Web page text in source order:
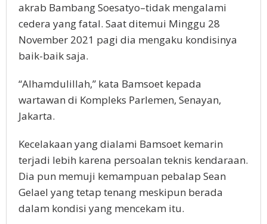
akrab Bambang Soesatyo–tidak mengalami
cedera yang fatal. Saat ditemui Minggu 28
November 2021 pagi dia mengaku kondisinya
baik-baik saja.
“Alhamdulillah,” kata Bamsoet kepada
wartawan di Kompleks Parlemen, Senayan,
Jakarta.
Kecelakaan yang dialami Bamsoet kemarin
terjadi lebih karena persoalan teknis kendaraan.
Dia pun memuji kemampuan pebalap Sean
Gelael yang tetap tenang meskipun berada
dalam kondisi yang mencekam itu.